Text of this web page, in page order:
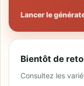
Lancer le
Bientôt de
Consultez les